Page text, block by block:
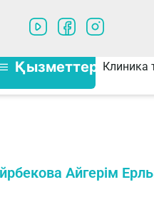
Қызметтер Клиника
Айгерім